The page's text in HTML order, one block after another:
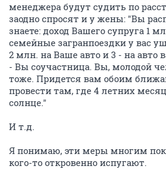
менеджера будут судить по
заодно спросят и у жены: "Вы
знаете: доход Вашего супруга 1
семейные загранпоездки у вас
2 млн. на Ваше авто и 3 - на авто
- Вы соучастница. Вы, молодой
тоже. Придется вам обоим
провести там, где 4 летних
солнце."
И т.д.
Я понимаю, эти меры многим
кого-то откровенно испугают.